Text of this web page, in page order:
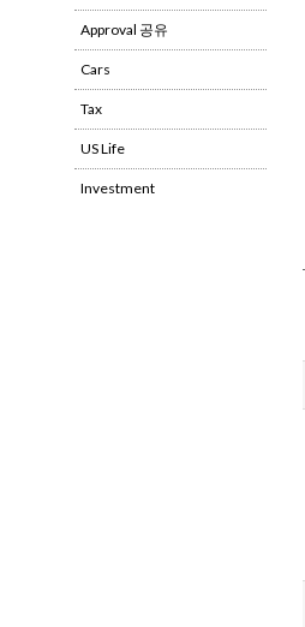
Approval 공유
Cars
Tax
US Life
Investment